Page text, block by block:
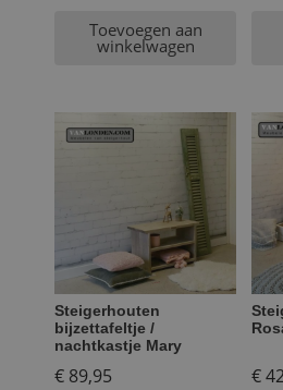
Toevoegen aan
winkelwagen
Steigerhouten
bijzettafeltje /
nachtkastje Mary
€ 89,95 €